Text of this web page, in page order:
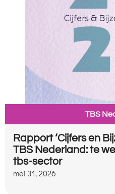
TBS
Rapport ‘Cijfers en
TBS Nederland: te
tbs-sector
mei 31, 2026